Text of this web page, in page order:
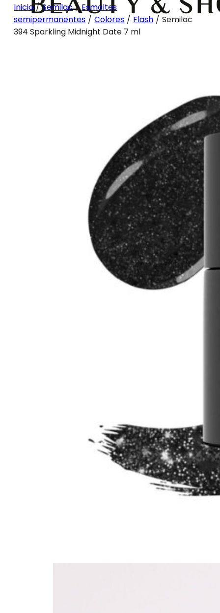
Inicio / Semilac / Esmaltes
semipermanentes / Colores / Flash / Semilac
394 Sparkling Midnight Date 7 ml